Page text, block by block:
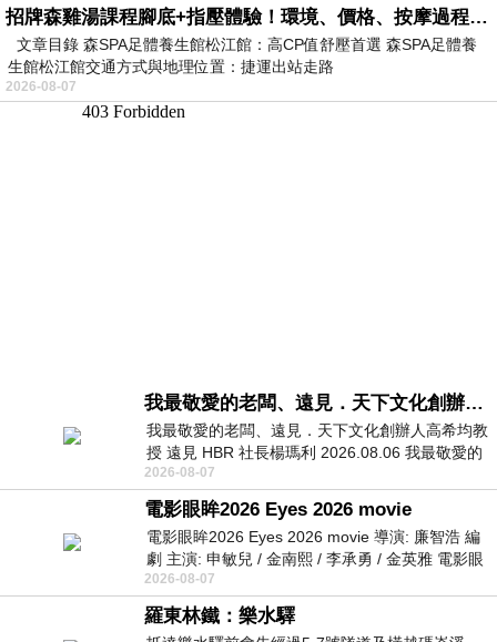
招牌森雞湯課程腳底+指壓體驗！環境、價格、按摩過程全紀錄，森SPA足體養生館松江館最新價格表
文章目錄 森SPA足體養生館松江館：高CP值舒壓首選 森SPA足體養
生館松江館交通方式與地理位置：捷運出站走路
2026-08-07
我最敬愛的老闆、遠見．天下文化創辦人高希均教授
我最敬愛的老闆、遠見．天下文化創辦人高希均教
授 遠見 HBR 社長楊瑪利 2026.08.06 我最敬愛的
老闆、遠見．天下文化創辦人高希均教
2026-08-07
電影眼眸2026 Eyes 2026 movie
電影眼眸2026 Eyes 2026 movie 導演: 廉智浩 編
劇 主演: 申敏兒 / 金南熙 / 李承勇 / 金英雅 電影眼
眸2026描述攝影師徐珍因遺
2026-08-07
羅東林鐵：樂水驛